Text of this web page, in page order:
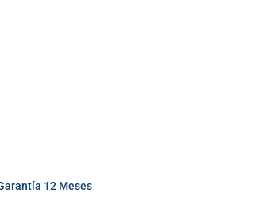
12 Meses